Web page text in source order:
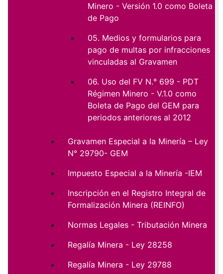
Minero - Versión 1.0 como Boleta
de Pago
05. Medios y formularios para
pago de multas por infracciones
vinculadas al Gravamen
06. Uso del FV N.° 699 - PDT
Régimen Minero - V.1.0 como
Boleta de Pago del GEM para
periodos anteriores al 2012
Gravamen Especial a la Minería – Ley
N° 29790- GEM
Impuesto Especial a la Minería -IEM
Inscripción en el Registro Integral de
Formalización Minera (REINFO)
Normas Legales - Tributación Minera
Regalía Minera - Ley 28258
Regalía Minera - Ley 29788